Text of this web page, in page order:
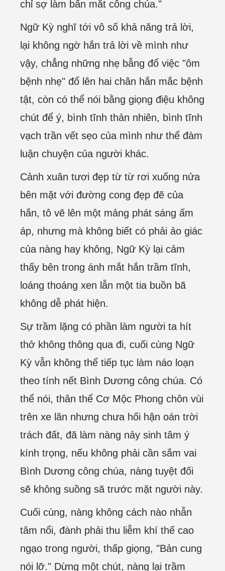
chỉ sợ làm bẩn mắt công chúa."
Ngữ Kỳ nghĩ tới vô số khả năng trả lời,
lại không ngờ hắn trả lời về mình như
vậy, chẳng những nhẹ bẫng đổ việc "ôm
bệnh nhẹ" đổ lên hai chân hắn mắc bệnh
tật, còn có thể nói bằng giọng điệu không
chút để ý, bình tĩnh thản nhiên, bình tĩnh
vạch trần vết sẹo của mình như thể đàm
luận chuyện của người khác.
Cảnh xuân tươi đẹp từ từ rơi xuống nửa
bên mặt với đường cong đẹp đẽ của
hắn, tô vẽ lên một mảng phát sáng ấm
áp, nhưng mà không biết có phải ảo giác
của nàng hay không, Ngữ Kỳ lại cảm
thấy bên trong ánh mắt hắn trầm tĩnh,
loáng thoáng xen lẫn một tia buồn bã
không dễ phát hiện.
Sự trầm lặng có phần làm người ta hít
thở không thông qua đi, cuối cùng Ngữ
Kỳ vẫn không thể tiếp tục làm náo loạn
theo tính nết Bình Dương công chúa. Có
thể nói, thân thể Cơ Mộc Phong chôn vùi
trên xe lăn nhưng chưa hối hận oán trời
trách đất, đã làm nàng nảy sinh tâm ý
kính trọng, nếu không phải cần sắm vai
Bình Dương công chúa, nàng tuyệt đối
sẽ không suồng sã trước mặt người này.
Cuối cùng, nàng không cách nào nhẫn
tâm nổi, đành phải thu liễm khí thế cao
ngạo trong người, thấp giọng, "Bản cung
nói lỡ." Dừng một chút, nàng lại trầm